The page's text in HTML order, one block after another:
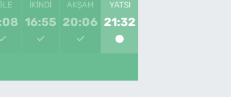
İKINDI
16:55
AKŞAM
20:06
YATSI
21:32